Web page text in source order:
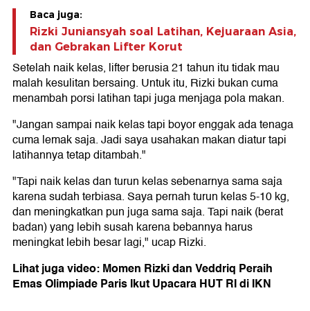
Baca juga:
Rizki Juniansyah soal Latihan, Kejuaraan Asia,
dan Gebrakan Lifter Korut
Setelah naik kelas, lifter berusia 21 tahun itu tidak mau
malah kesulitan bersaing. Untuk itu, Rizki bukan cuma
menambah porsi latihan tapi juga menjaga pola makan.
"Jangan sampai naik kelas tapi boyor enggak ada tenaga
cuma lemak saja. Jadi saya usahakan makan diatur tapi
latihannya tetap ditambah."
"Tapi naik kelas dan turun kelas sebenarnya sama saja
karena sudah terbiasa. Saya pernah turun kelas 5-10 kg,
dan meningkatkan pun juga sama saja. Tapi naik (berat
badan) yang lebih susah karena bebannya harus
meningkat lebih besar lagi," ucap Rizki.
Lihat juga video: Momen Rizki dan Veddriq Peraih
Emas Olimpiade Paris Ikut Upacara HUT RI di IKN